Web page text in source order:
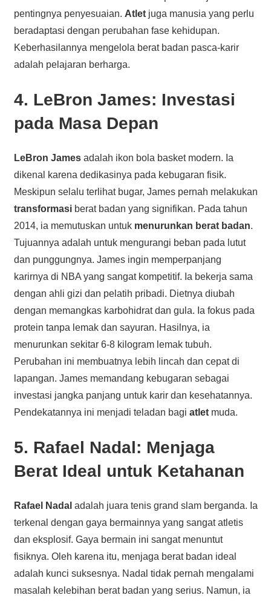
pentingnya penyesuaian. Atletjuga manusia yang perlu
beradaptasi dengan perubahan fase kehidupan.
Keberhasilannya mengelola berat badan pasca-karir
adalah pelajaran berharga.
4. LeBron James: Investasi
pada Masa Depan
LeBron Jamesadalah ikon bola basket modern. Ia
dikenal karena dedikasinya pada kebugaran fisik.
Meskipun selalu terlihat bugar, James pernah melakukan
transformasiberat badan yang signifikan. Pada tahun
2014, ia memutuskan untuk menurunkan berat badan.
Tujuannya adalah untuk mengurangi beban pada lutut
dan punggungnya. James ingin memperpanjang
karirnya di NBA yang sangat kompetitif. Ia bekerja sama
dengan ahli gizi dan pelatih pribadi. Dietnya diubah
dengan memangkas karbohidrat dan gula. Ia fokus pada
protein tanpa lemak dan sayuran. Hasilnya, ia
menurunkan sekitar 6-8 kilogram lemak tubuh.
Perubahan ini membuatnya lebih lincah dan cepat di
lapangan. James memandang kebugaran sebagai
investasi jangka panjang untuk karir dan kesehatannya.
Pendekatannya ini menjadi teladan bagi atletmuda.
5. Rafael Nadal: Menjaga
Berat Ideal untuk Ketahanan
Rafael Nadal adalah juara tenis grand slam berganda. Ia
terkenal dengan gaya bermainnya yang sangat atletis
dan eksplosif. Gaya bermain ini sangat menuntut
fisiknya. Oleh karena itu, menjaga berat badan ideal
adalah kunci suksesnya. Nadal tidak pernah mengalami
masalah kelebihan berat badan yang serius. Namun, ia